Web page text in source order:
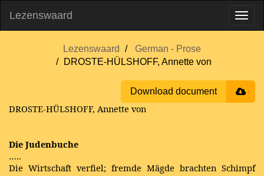
Lezenswaard
Lezenswaard
German - Prose
DROSTE-HÜLSHOFF, Annette von
Download document
DROSTE-HÜLSHOFF, Annette von
Die Judenbuche
…..
Die Wirtschaft verfiel; fremde Mägde brachten Schimpf